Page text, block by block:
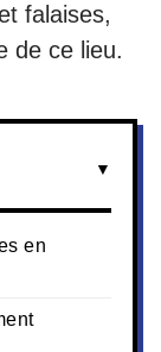
falaises,
de ce lieu.
en